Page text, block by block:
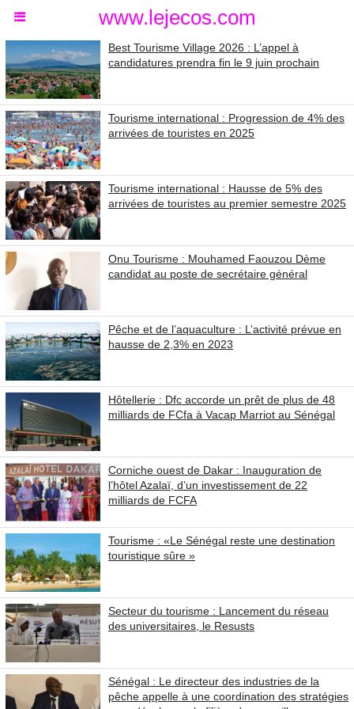
www.lejecos.com
Best Tourisme Village 2026 : L’appel à
candidatures prendra fin le 9 juin prochain
Tourisme international : Progression de 4% des
arrivées de touristes en 2025
Tourisme international : Hausse de 5% des
arrivées de touristes au premier semestre 2025
Onu Tourisme : Mouhamed Faouzou Dème
candidat au poste de secrétaire général
Pêche et de l’aquaculture : L’activité prévue en
hausse de 2,3% en 2023
Hôtellerie : Dfc accorde un prêt de plus de 48
milliards de FCfa à Vacap Marriot au Sénégal
Corniche ouest de Dakar : Inauguration de
l’hôtel Azalaï, d’un investissement de 22
milliards de FCFA
Tourisme : «Le Sénégal reste une destination
touristique sûre »
Secteur du tourisme : Lancement du réseau
des universitaires, le Resusts
Sénégal : Le directeur des industries de la
pêche appelle à une coordination des stratégies